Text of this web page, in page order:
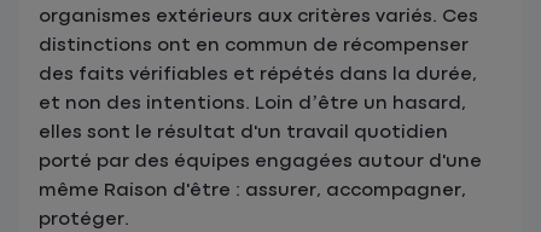
organismes extérieurs aux critères variés. Ces
distinctions ont en commun de récompenser
des faits vérifiables et répétés dans la durée,
et non des intentions. Loin d’être un hasard,
elles sont le résultat d'un travail quotidien
porté par des équipes engagées autour d'une
même Raison d'être : assurer, accompagner,
protéger.